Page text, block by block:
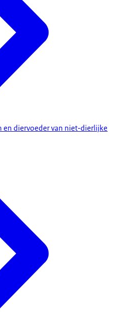
en diervoeder van niet-dierlijke